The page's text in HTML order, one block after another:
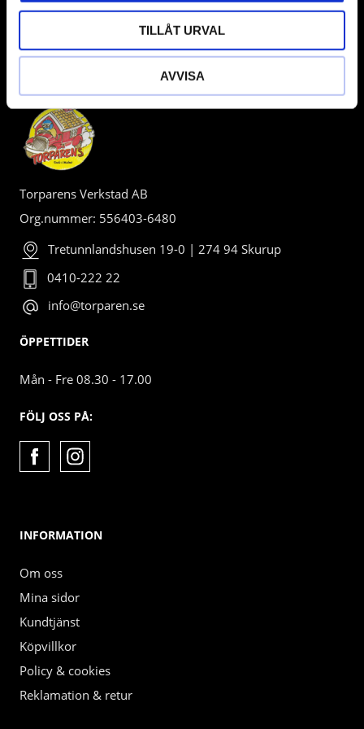
TILLÅT URVAL
AVVISA
Torparens Verkstad AB
Org.nummer: 556403-6480
Tretunnlandshusen 19-0 | 274 94 Skurup
0410-222 22
info@torparen.se
ÖPPETTIDER
Mån - Fre 08.30 - 17.00
FÖLJ OSS PÅ:
INFORMATION
Om oss
Mina sidor
Kundtjänst
Köpvillkor
Policy & cookies
Reklamation & retur